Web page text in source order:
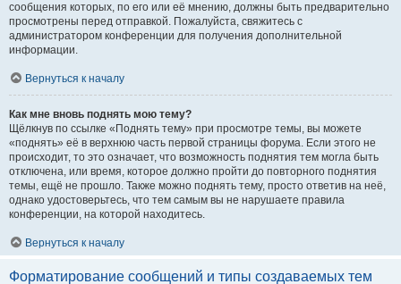
сообщения которых, по его или её мнению, должны быть предварительно
просмотрены перед отправкой. Пожалуйста, свяжитесь с
администратором конференции для получения дополнительной
информации.
Вернуться к началу
Как мне вновь поднять мою тему?
Щёлкнув по ссылке «Поднять тему» при просмотре темы, вы можете
«поднять» её в верхнюю часть первой страницы форума. Если этого не
происходит, то это означает, что возможность поднятия тем могла быть
отключена, или время, которое должно пройти до повторного поднятия
темы, ещё не прошло. Также можно поднять тему, просто ответив на неё,
однако удостоверьтесь, что тем самым вы не нарушаете правила
конференции, на которой находитесь.
Вернуться к началу
Форматирование сообщений и типы создаваемых тем